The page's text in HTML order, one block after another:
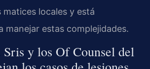
locales y está
manejar estas complejidades.
Sris y los Of Counsel del